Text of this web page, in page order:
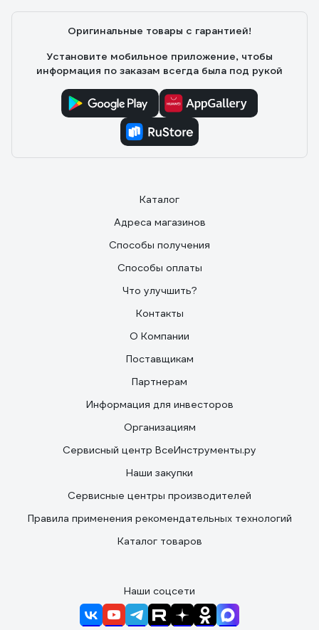
Оригинальные товары с гарантией!
Установите мобильное приложение, чтобы
информация по заказам всегда была под рукой
Каталог
Адреса магазинов
Способы получения
Способы оплаты
Что улучшить?
Контакты
О Компании
Поставщикам
Партнерам
Информация для инвесторов
Организациям
Сервисный центр ВсеИнструменты.ру
Наши закупки
Сервисные центры производителей
Правила применения рекомендательных технологий
Каталог товаров
Наши соцсети